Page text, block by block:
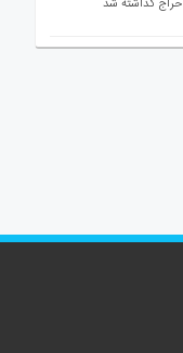
حراج گذاشته شد